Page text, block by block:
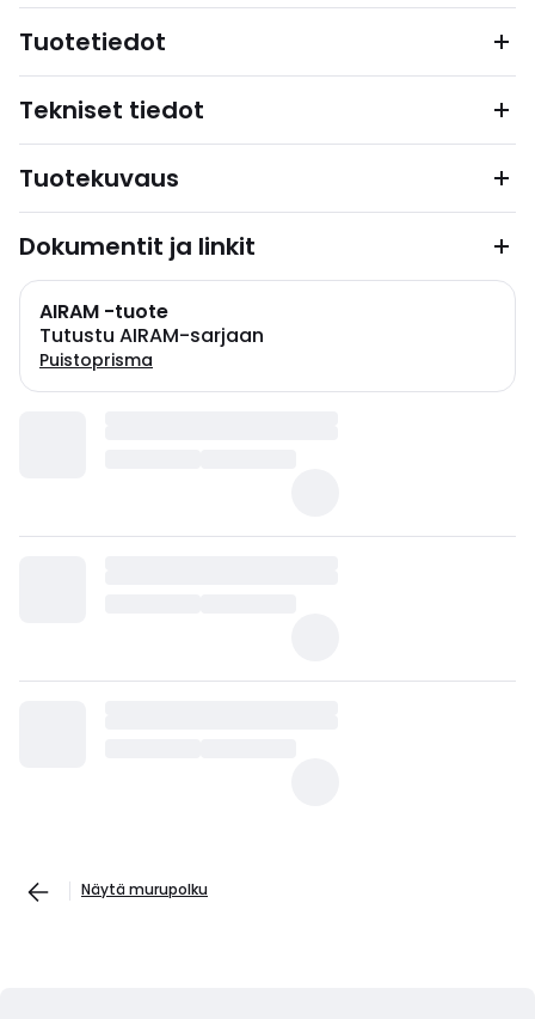
Tuotetiedot
Tekniset tiedot
Tuotekuvaus
Dokumentit ja linkit
AIRAM -tuote
Tutustu AIRAM-sarjaan
Puistoprisma
Näytä murupolku